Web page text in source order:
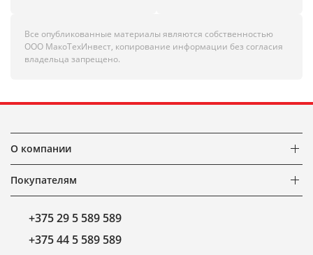
Все опубликованные материалы являются собственностью
ООО МакоТехИнвест, копирование информации без согласия
владельца запрещено.
О компании
Покупателям
+375 29 5 589 589
+375 44 5 589 589